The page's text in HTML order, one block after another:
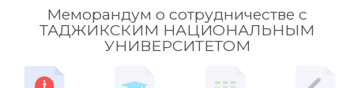
Меморандум о сотрудничестве с
ТАДЖИКСКИМ НАЦИОНАЛЬНЫМ
УНИВЕРСИТЕТОМ